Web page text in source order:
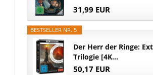
31,99 EUR
BESTSELLER NR. 5
Der Herr der Ringe:
Trilogie [4K...
50,17 EUR